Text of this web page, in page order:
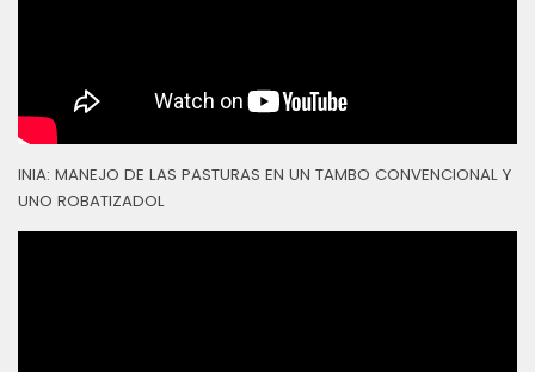
INIA: MANEJO DE LAS PASTURAS EN UN TAMBO CONVENCIONAL Y
UNO ROBATIZADOL